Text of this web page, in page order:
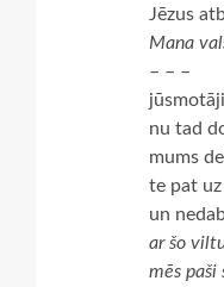
Jēzus
Mana
– – –
nu tad
mums
te pat uz
un
ar šo
mēs paši